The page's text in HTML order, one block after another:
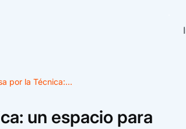
por la Técnica:...
un espacio para